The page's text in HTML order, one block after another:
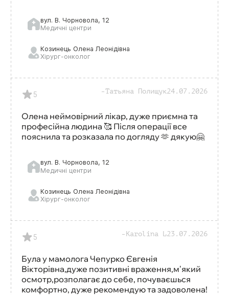
вул. В. Чорновола, 12
Медичні центри
Козинець Олена Леонідівна
Хірург-онколог
5 Татьяна Полищук24.07.2026
Олена неймовірний лікар, дуже приємна та
професійна людина 🥰 Після операції все
пояснила та розказала по догляду 🫶 дякую🤗
вул. В. Чорновола, 12
Медичні центри
Козинець Олена Леонідівна
Хірург-онколог
5 Karolina L23.07.2026
Була у мамолога Чепурко Євгенія
Вікторівна,дуже позитивні враження,мʼякий
осмотр,розполагає до себе, почуваєшься
комфортно, дуже рекомендую та задоволена!